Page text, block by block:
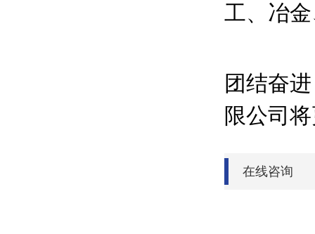
工、冶
团结奋
限公司
在线咨询